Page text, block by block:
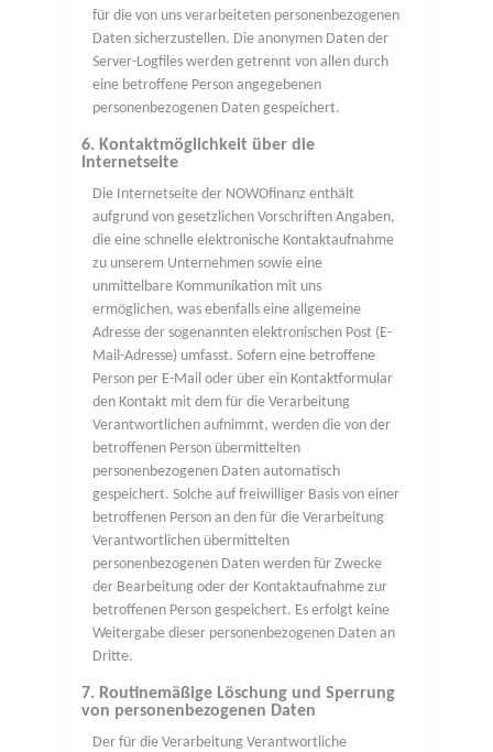
für die von uns verarbeiteten personenbezogenen
Daten sicherzustellen. Die anonymen Daten der
Server-Logfiles werden getrennt von allen durch
eine betroffene Person angegebenen
personenbezogenen Daten gespeichert.
6. Kontaktmöglichkeit über die
Internetseite
Die Internetseite der NOWOfinanz enthält
aufgrund von gesetzlichen Vorschriften Angaben,
die eine schnelle elektronische Kontaktaufnahme
zu unserem Unternehmen sowie eine
unmittelbare Kommunikation mit uns
ermöglichen, was ebenfalls eine allgemeine
Adresse der sogenannten elektronischen Post (E-
Mail-Adresse) umfasst. Sofern eine betroffene
Person per E-Mail oder über ein Kontaktformular
den Kontakt mit dem für die Verarbeitung
Verantwortlichen aufnimmt, werden die von der
betroffenen Person übermittelten
personenbezogenen Daten automatisch
gespeichert. Solche auf freiwilliger Basis von einer
betroffenen Person an den für die Verarbeitung
Verantwortlichen übermittelten
personenbezogenen Daten werden für Zwecke
der Bearbeitung oder der Kontaktaufnahme zur
betroffenen Person gespeichert. Es erfolgt keine
Weitergabe dieser personenbezogenen Daten an
Dritte.
7. Routinemäßige Löschung und Sperrung
von personenbezogenen Daten
Der für die Verarbeitung Verantwortliche